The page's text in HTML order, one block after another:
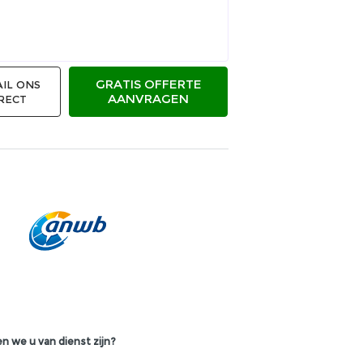
ONS
GRATIS OFFERTE
AANVRAGEN
we u van dienst zijn?